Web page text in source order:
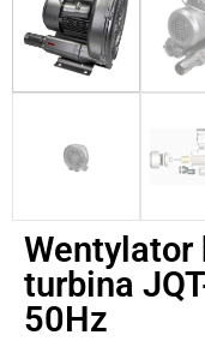
Wentylator
turbina
50Hz